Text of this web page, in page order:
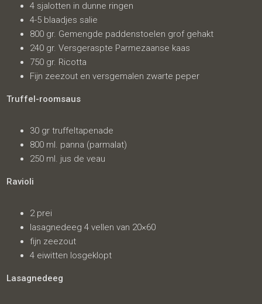
4 sjalotten in dunne ringen
4-5 blaadjes salie
800 gr. Gemengde paddenstoelen grof gehakt
240 gr. Versgeraspte Parmezaanse kaas
750 gr. Ricotta
Fijn zeezout en versgemalen zwarte peper
Truffel-roomsaus
30 gr truffeltapenade
800 ml. panna (parmalat)
250 ml. jus de veau
Ravioli
2 prei
lasagnedeeg 4 vellen van 20×60
fijn zeezout
4 eiwitten losgeklopt
Lasagnedeeg